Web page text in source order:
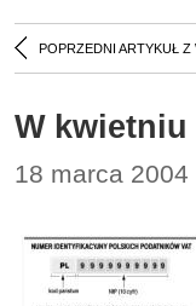
POPRZEDNI ARTYKUŁ Z
W
18 marca 2004